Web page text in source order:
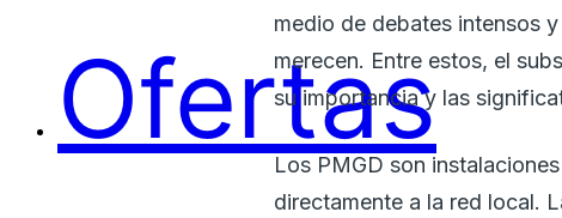
Ofertas
medio de debates intensos
merecen. Entre estos, el
su importancia y las
Los PMGD son
directamente a la red local.